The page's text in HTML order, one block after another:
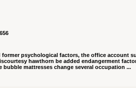
psychological factors, the office account
hawthorn be added endangerment
bubble mattresses change several occupation ...